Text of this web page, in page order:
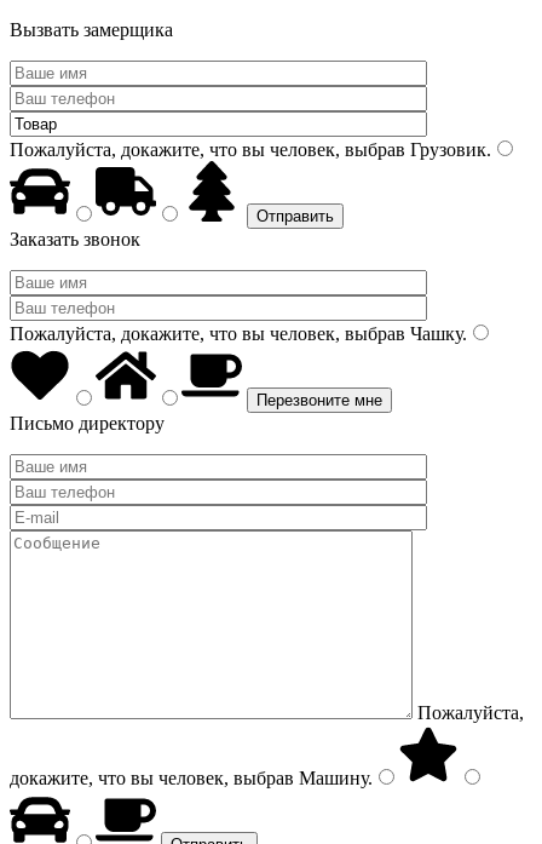
Вызвать замерщика
Пожалуйста, докажите, что вы человек, выбрав Грузовик.
Заказать звонок
Пожалуйста, докажите, что вы человек, выбрав Чашку.
Письмо директору
Пожалуйста,
докажите, что вы человек, выбрав Машину.